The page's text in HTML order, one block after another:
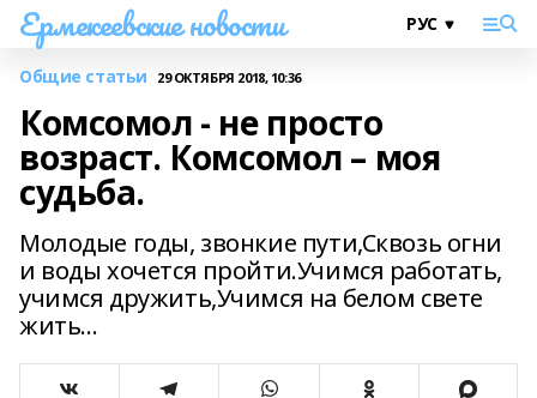
Ермекеевские новости
Общие статьи 29 ОКТЯБРЯ 2018, 10:36
Комсомол - не просто
возраст. Комсомол – моя
судьба.
Молодые годы, звонкие пути,Сквозь огни
и воды хочется пройти.Учимся работать,
учимся дружить,Учимся на белом свете
жить…